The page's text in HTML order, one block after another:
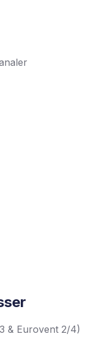
& Eurovent 2/4)